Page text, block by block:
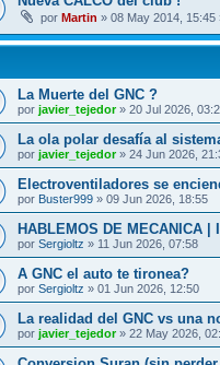
por Martin » 08 May 2014, 15:45
La Muerte del GNC ?
por javier_tejedor» 20 Jul 2026,
La ola polar desafía al
por javier_tejedor» 24 Jun 2026,
Electroventiladores se
por Buster999 » 09 Jun 2026, 18:55
HABLEMOS DE MECANICA |
por Sergioltz » 11 Jun 2026, 07:58
A GNC el auto te tironea?
por Sergioltz » 01 Jun 2026, 12:50
La realidad del GNC vs una
por javier_tejedor» 22 May 2026,